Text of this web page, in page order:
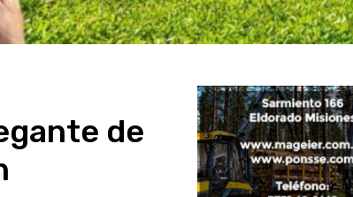
de